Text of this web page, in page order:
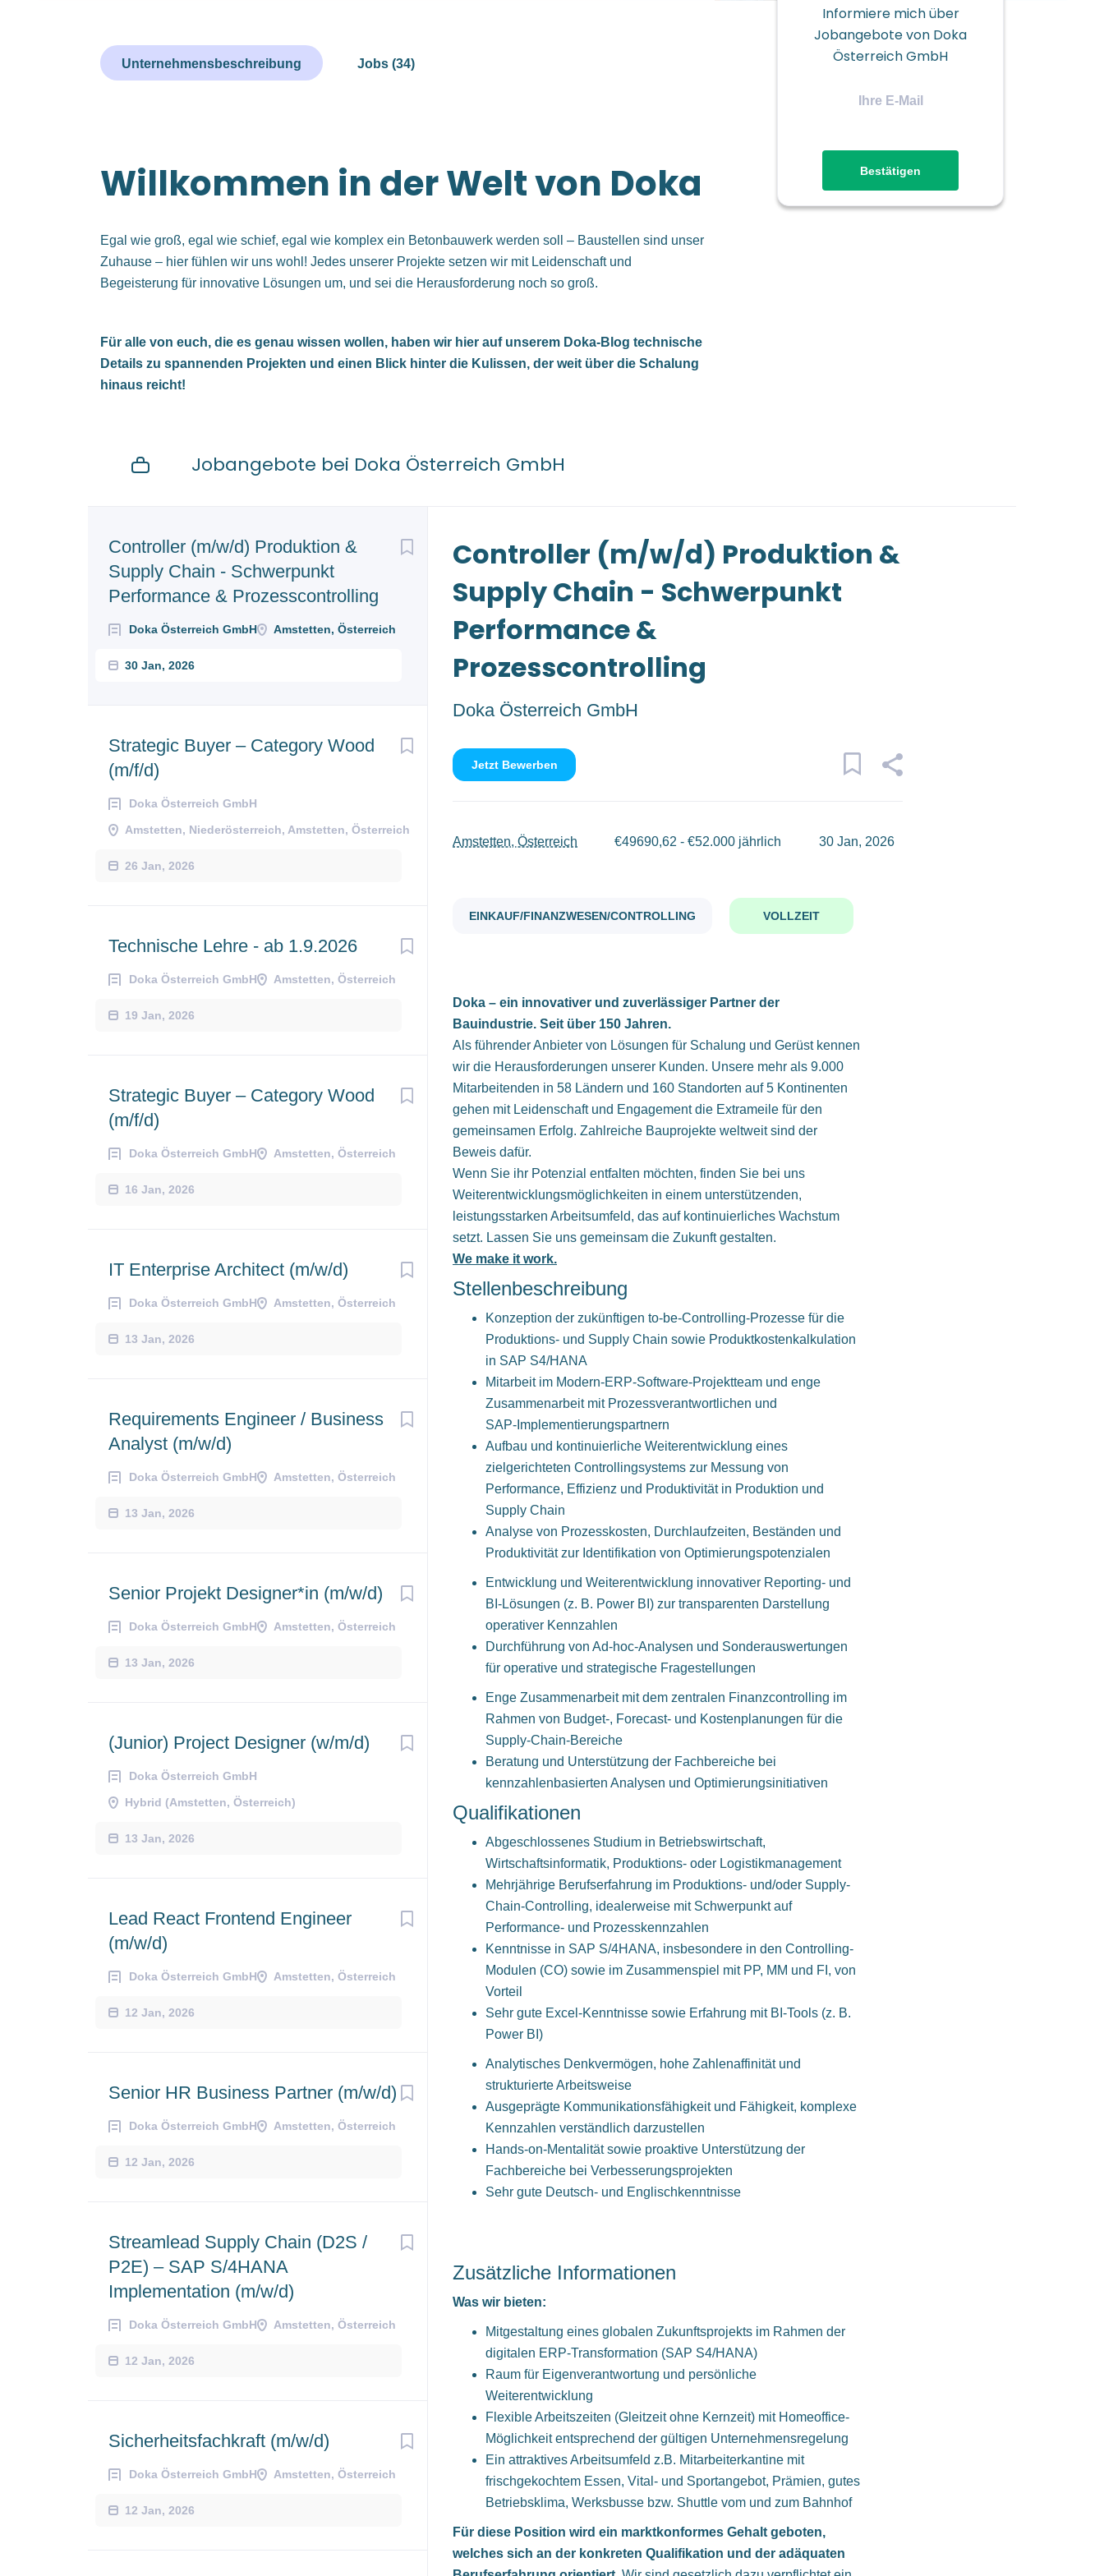
Unternehmensbeschreibung Jobs (34)
Willkommen in der Welt von Doka
Egal wie groß, egal wie schief, egal wie komplex ein Betonbauwerk werden soll – Baustellen sind unser
Zuhause – hier fühlen wir uns wohl! Jedes unserer Projekte setzen wir mit Leidenschaft und
Begeisterung für innovative Lösungen um, und sei die Herausforderung noch so groß.
Für alle von euch, die es genau wissen wollen, haben wir hier auf unserem Doka-Blog technische
Details zu spannenden Projekten und einen Blick hinter die Kulissen, der weit über die Schalung
hinaus reicht!
Informiere mich über
Jobangebote von Doka
Österreich GmbH
Jobangebote bei Doka Österreich GmbH
Controller (m/w/d) Produktion &
Supply Chain - Schwerpunkt
Performance & Prozesscontrolling
Doka Österreich GmbH Amstetten, Österreich
30 Jan, 2026
Next
Strategic Buyer – Category Wood
(m/f/d)
Doka Österreich GmbH
Amstetten, Niederösterreich, Amstetten, Österreich
26 Jan, 2026
Technische Lehre - ab 1.9.2026
Doka Österreich GmbH Amstetten, Österreich
19 Jan, 2026
Strategic Buyer – Category Wood
(m/f/d)
Doka Österreich GmbH Amstetten, Österreich
16 Jan, 2026
IT Enterprise Architect (m/w/d)
Doka Österreich GmbH Amstetten, Österreich
13 Jan, 2026
Requirements Engineer / Business
Analyst (m/w/d)
Doka Österreich GmbH Amstetten, Österreich
13 Jan, 2026
Senior Projekt Designer*in (m/w/d)
Doka Österreich GmbH Amstetten, Österreich
13 Jan, 2026
(Junior) Project Designer (w/m/d)
Doka Österreich GmbH
Hybrid (Amstetten, Österreich)
13 Jan, 2026
Lead React Frontend Engineer
(m/w/d)
Doka Österreich GmbH Amstetten, Österreich
12 Jan, 2026
Senior HR Business Partner (m/w/d)
Doka Österreich GmbH Amstetten, Österreich
12 Jan, 2026
Streamlead Supply Chain (D2S /
P2E) – SAP S/4HANA
Implementation (m/w/d)
Doka Österreich GmbH Amstetten, Österreich
12 Jan, 2026
Sicherheitsfachkraft (m/w/d)
Doka Österreich GmbH Amstetten, Österreich
12 Jan, 2026
to
job
Controller (m/w/d) Produktion &
Supply Chain - Schwerpunkt
Performance &
Prozesscontrolling
Doka Österreich GmbH
Jetzt Bewerben
Amstetten, Österreich €49690,62 - €52.000 jährlich 30 Jan, 2026
EINKAUF/FINANZWESEN/CONTROLLING VOLLZEIT
Doka – ein innovativer und zuverlässiger Partner der
Bauindustrie. Seit über 150 Jahren.
Als führender Anbieter von Lösungen für Schalung und Gerüst kennen
wir die Herausforderungen unserer Kunden. Unsere mehr als 9.000
Mitarbeitenden in 58 Ländern und 160 Standorten auf 5 Kontinenten
gehen mit Leidenschaft und Engagement die Extrameile für den
gemeinsamen Erfolg. Zahlreiche Bauprojekte weltweit sind der
Beweis dafür.
Wenn Sie ihr Potenzial entfalten möchten, finden Sie bei uns
Weiterentwicklungsmöglichkeiten in einem unterstützenden,
leistungsstarken Arbeitsumfeld, das auf kontinuierliches Wachstum
setzt. Lassen Sie uns gemeinsam die Zukunft gestalten.
We make it work.
Stellenbeschreibung
Konzeption der zukünftigen to-be-Controlling-Prozesse für die
Produktions- und Supply Chain sowie Produktkostenkalkulation
in SAP S4/HANA
Mitarbeit im Modern‑ERP-Software‑Projektteam und enge
Zusammenarbeit mit Prozessverantwortlichen und
SAP‑Implementierungspartnern
Aufbau und kontinuierliche Weiterentwicklung eines
zielgerichteten Controllingsystems zur Messung von
Performance, Effizienz und Produktivität in Produktion und
Supply Chain
Analyse von Prozesskosten, Durchlaufzeiten, Beständen und
Produktivität zur Identifikation von Optimierungspotenzialen
Entwicklung und Weiterentwicklung innovativer Reporting- und
BI-Lösungen (z. B. Power BI) zur transparenten Darstellung
operativer Kennzahlen
Durchführung von Ad-hoc-Analysen und Sonderauswertungen
für operative und strategische Fragestellungen
Enge Zusammenarbeit mit dem zentralen Finanzcontrolling im
Rahmen von Budget-, Forecast- und Kostenplanungen für die
Supply-Chain-Bereiche
Beratung und Unterstützung der Fachbereiche bei
kennzahlenbasierten Analysen und Optimierungsinitiativen
Qualifikationen
Abgeschlossenes Studium in Betriebswirtschaft,
Wirtschaftsinformatik, Produktions- oder Logistikmanagement
Mehrjährige Berufserfahrung im Produktions- und/oder Supply-
Chain-Controlling, idealerweise mit Schwerpunkt auf
Performance- und Prozesskennzahlen
Kenntnisse in SAP S/4HANA, insbesondere in den Controlling-
Modulen (CO) sowie im Zusammenspiel mit PP, MM und FI, von
Vorteil
Sehr gute Excel-Kenntnisse sowie Erfahrung mit BI-Tools (z. B.
Power BI)
Analytisches Denkvermögen, hohe Zahlenaffinität und
strukturierte Arbeitsweise
Ausgeprägte Kommunikationsfähigkeit und Fähigkeit, komplexe
Kennzahlen verständlich darzustellen
Hands-on-Mentalität sowie proaktive Unterstützung der
Fachbereiche bei Verbesserungsprojekten
Sehr gute Deutsch‑ und Englischkenntnisse
Zusätzliche Informationen
Was wir bieten:
Mitgestaltung eines globalen Zukunftsprojekts im Rahmen der
digitalen ERP-Transformation (SAP S4/HANA)
Raum für Eigenverantwortung und persönliche
Weiterentwicklung
Flexible Arbeitszeiten (Gleitzeit ohne Kernzeit) mit Homeoffice-
Möglichkeit entsprechend der gültigen Unternehmensregelung
Ein attraktives Arbeitsumfeld z.B. Mitarbeiterkantine mit
frischgekochtem Essen, Vital- und Sportangebot, Prämien, gutes
Betriebsklima, Werksbusse bzw. Shuttle vom und zum Bahnhof
Für diese Position wird ein marktkonformes Gehalt geboten,
welches sich an der konkreten Qualifikation und der adäquaten